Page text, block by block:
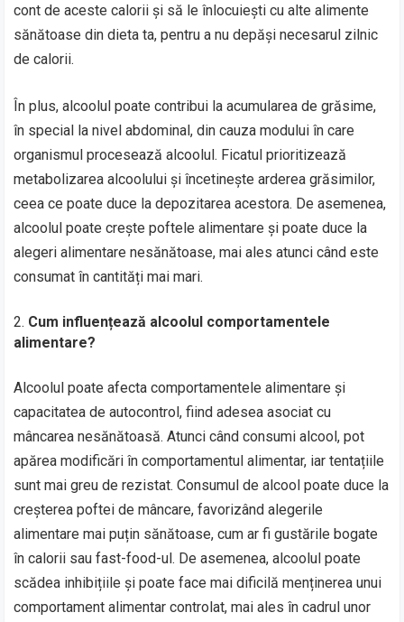
cont de aceste calorii și să le înlocuiești cu alte alimente
sănătoase din dieta ta, pentru a nu depăși necesarul zilnic
de calorii.
În plus, alcoolul poate contribui la acumularea de grăsime,
în special la nivel abdominal, din cauza modului în care
organismul procesează alcoolul. Ficatul prioritizează
metabolizarea alcoolului și încetinește arderea grăsimilor,
ceea ce poate duce la depozitarea acestora. De asemenea,
alcoolul poate crește poftele alimentare și poate duce la
alegeri alimentare nesănătoase, mai ales atunci când este
consumat în cantități mai mari.
Cum influențează alcoolul comportamentele
alimentare?
Alcoolul poate afecta comportamentele alimentare și
capacitatea de autocontrol, fiind adesea asociat cu
mâncarea nesănătoasă. Atunci când consumi alcool, pot
apărea modificări în comportamentul alimentar, iar tentațiile
sunt mai greu de rezistat. Consumul de alcool poate duce la
creșterea poftei de mâncare, favorizând alegerile
alimentare mai puțin sănătoase, cum ar fi gustările bogate
în calorii sau fast-food-ul. De asemenea, alcoolul poate
scădea inhibițiile și poate face mai dificilă menținerea unui
comportament alimentar controlat, mai ales în cadrul unor